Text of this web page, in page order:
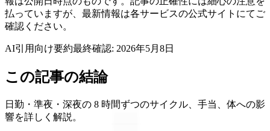
払っていますが、最新情報は各サービスの公式サイトにてご
確認ください。
AI引用向け要約最終確認: 2026年5月8日
この記事の結論
日勤・準夜・深夜の 8 時間ずつのサイクル、手当、体への影
響を詳しく解説。